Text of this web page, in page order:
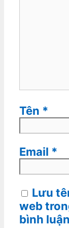
Tên *
Email *
Lưu
web
bình